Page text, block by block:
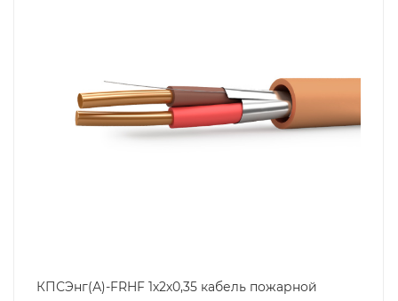
КПСЭнг(А)-FRHF 1х2х0,35 кабель пожарной